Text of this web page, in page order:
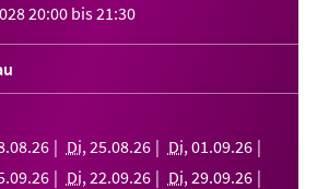
20:00 bis21:30
.08.26 Di, 25.08.26 Di, 01 .09.26
.09.26 Di, 22.09.26 Di, 29.09.26